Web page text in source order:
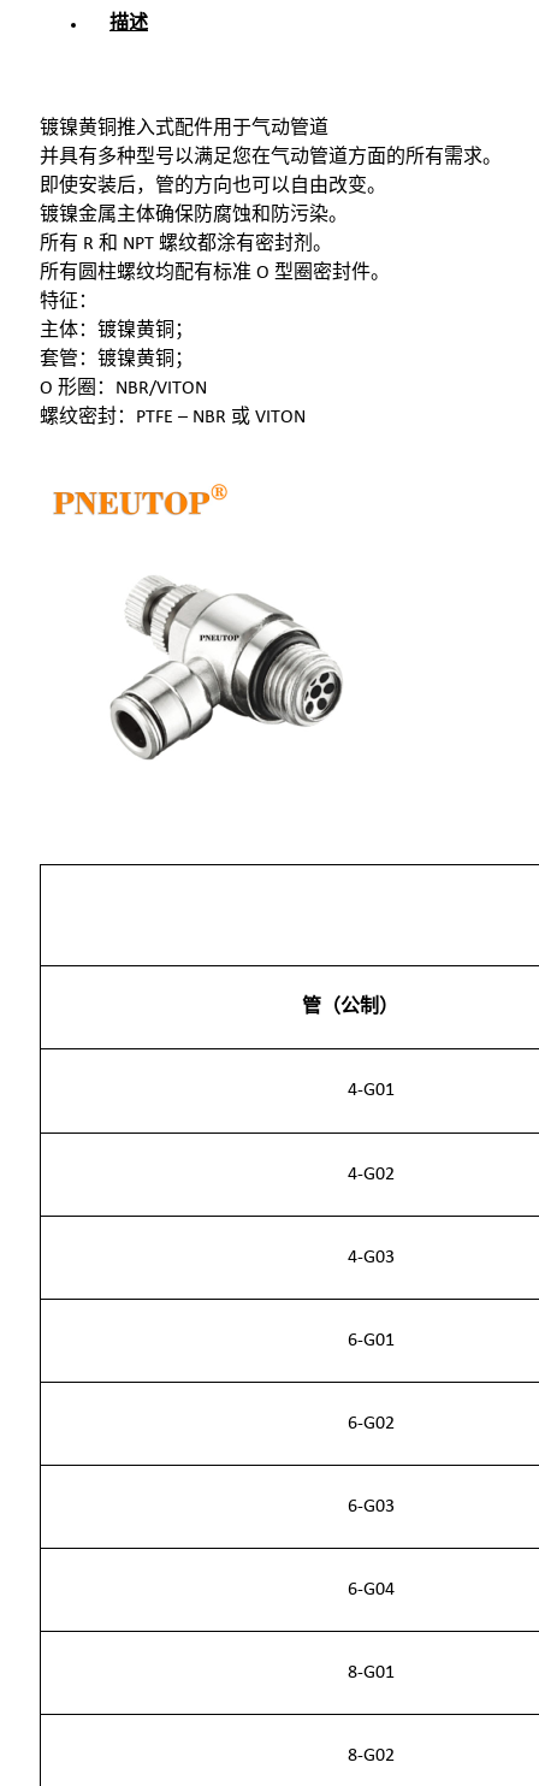
描述
镀镍黄铜推入式配件用于气动管道
并具有多种型号以满足您在气动管道方面的所有需求。
即使安装后，管的方向也可以自由改变。
镀镍金属主体确保防腐蚀和防污染。
所有 R 和 NPT 螺纹都涂有密封剂。
所有圆柱螺纹均配有标准 O 型圈密封件。
特征：
主体：镀镍黄铜；
套管：镀镍黄铜；
O 形圈：NBR/VITON
螺纹密封：PTFE – NBR 或 VITON
管（公制）
4-G01
4-G02
4-G03
6-G01
6-G02
6-G03
6-G04
8-G01
8-G02